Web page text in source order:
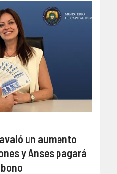
un aumento
y Anses pagará